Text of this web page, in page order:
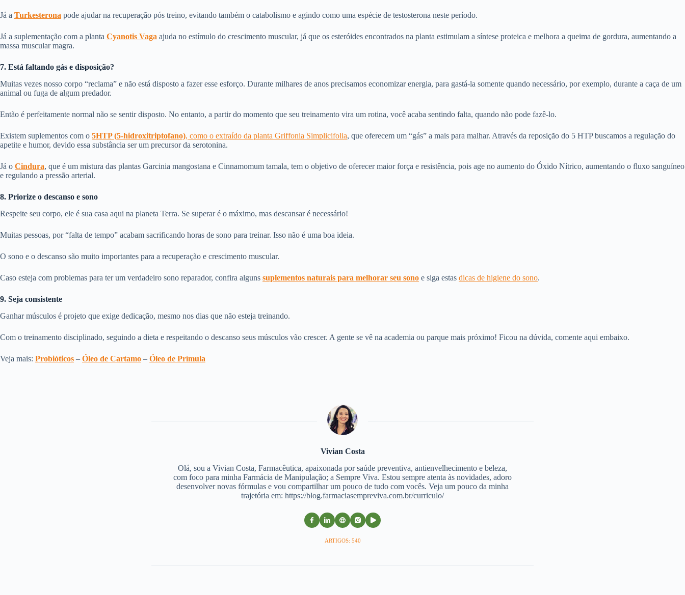
Já a Turkesterona pode ajudar na recuperação pós treino, evitando também o catabolismo e agindo como uma espécie de testosterona neste período.
Já a suplementação com a planta Cyanotis Vaga ajuda no estímulo do crescimento muscular, já que os esteróides encontrados na planta estimulam a síntese proteica e melhora a queima de gordura, aumentando a
massa muscular magra.
7. Está faltando gás e disposição?
Muitas vezes nosso corpo “reclama” e não está disposto a fazer esse esforço. Durante milhares de anos precisamos economizar energia, para gastá-la somente quando necessário, por exemplo, durante a caça de um
animal ou fuga de algum predador.
Então é perfeitamente normal não se sentir disposto. No entanto, a partir do momento que seu treinamento vira um rotina, você acaba sentindo falta, quando não pode fazê-lo.
Existem suplementos com o 5HTP (5-hidroxitriptofano), como o extraído da planta Griffonia Simplicifolia, que oferecem um “gás” a mais para malhar. Através da reposição do 5 HTP buscamos a regulação do
apetite e humor, devido essa substância ser um precursor da serotonina.
Já o Cindura, que é um mistura das plantas Garcinia mangostana e Cinnamomum tamala, tem o objetivo de oferecer maior força e resistência, pois age no aumento do Óxido Nítrico, aumentando o fluxo sanguíneo
e regulando a pressão arterial.
8. Priorize o descanso e sono
Respeite seu corpo, ele é sua casa aqui na planeta Terra. Se superar é o máximo, mas descansar é necessário!
Muitas pessoas, por “falta de tempo” acabam sacrificando horas de sono para treinar. Isso não é uma boa ideia.
O sono e o descanso são muito importantes para a recuperação e crescimento muscular.
Caso esteja com problemas para ter um verdadeiro sono reparador, confira alguns suplementos naturais para melhorar seu sono e siga estas dicas de higiene do sono.
9. Seja consistente
Ganhar músculos é projeto que exige dedicação, mesmo nos dias que não esteja treinando.
Com o treinamento disciplinado, seguindo a dieta e respeitando o descanso seus músculos vão crescer. A gente se vê na academia ou parque mais próximo! Ficou na dúvida, comente aqui embaixo.
Veja mais: ​ Probióticos ​ – ​ Óleo de Cartamo ​ – ​ Óleo de Prímula
Vivian Costa
Olá, sou a Vivian Costa, Farmacêutica, apaixonada por saúde preventiva, antienvelhecimento e beleza,
com foco para minha Farmácia de Manipulação; a Sempre Viva. Estou sempre atenta às novidades, adoro
desenvolver novas fórmulas e vou compartilhar um pouco de tudo com vocês. Veja um pouco da minha
trajetória em: https://blog.farmaciasempreviva.com.br/curriculo/
ARTIGOS: 540